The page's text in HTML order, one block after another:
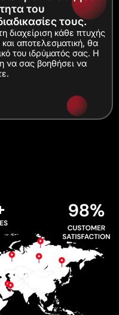
του
τους.
διαχείριση κάθε πτυχής
αποτελεσματική, θα
του ιδρύματός σας. Η
να σας βοηθήσει να